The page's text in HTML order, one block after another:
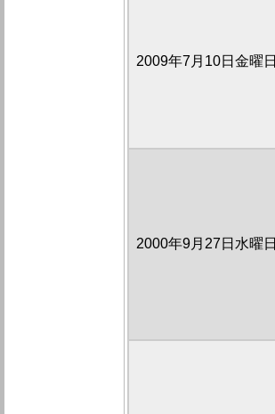
2009年7月10日金曜日
2000年9月27日水曜日